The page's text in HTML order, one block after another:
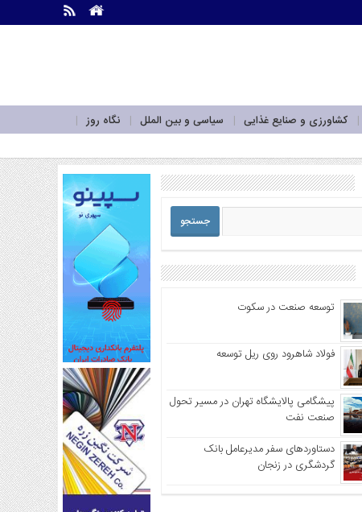
کشاورزی و صنایع غذایی سیاسی و بین الملل
نگاه روز
توسعه صنعت در سکوت
فولاد شاهرود روی ریل توسعه
پیشگامی پالایشگاه تهران در مسیر تحول
صنعت نفت
دستاوردهای سفر مدیرعامل بانک
گردشگری در زنجان